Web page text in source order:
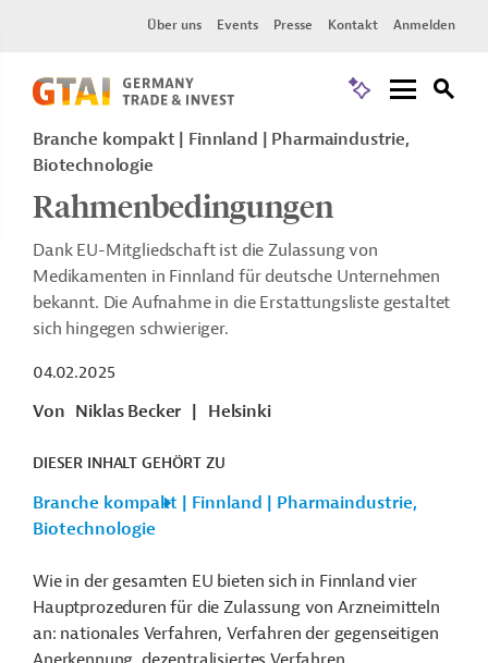
Über uns Events Presse Kontakt Anmelden
Branche kompakt | Finnland | Pharmaindustrie,
Biotechnologie
Rahmenbedingungen
Dank EU-Mitgliedschaft ist die Zulassung von
Medikamenten in Finnland für deutsche Unternehmen
bekannt. Die Aufnahme in die Erstattungsliste gestaltet
sich hingegen schwieriger.
04.02.2025
Von Niklas Becker Helsinki
DIESER INHALT GEHÖRT ZU
Branche kompakt | Finnland | Pharmaindustrie,
Biotechnologie
Wie in der gesamten EU bieten sich in Finnland vier
Hauptprozeduren für die Zulassung von Arzneimitteln
an: nationales Verfahren, Verfahren der gegenseitigen